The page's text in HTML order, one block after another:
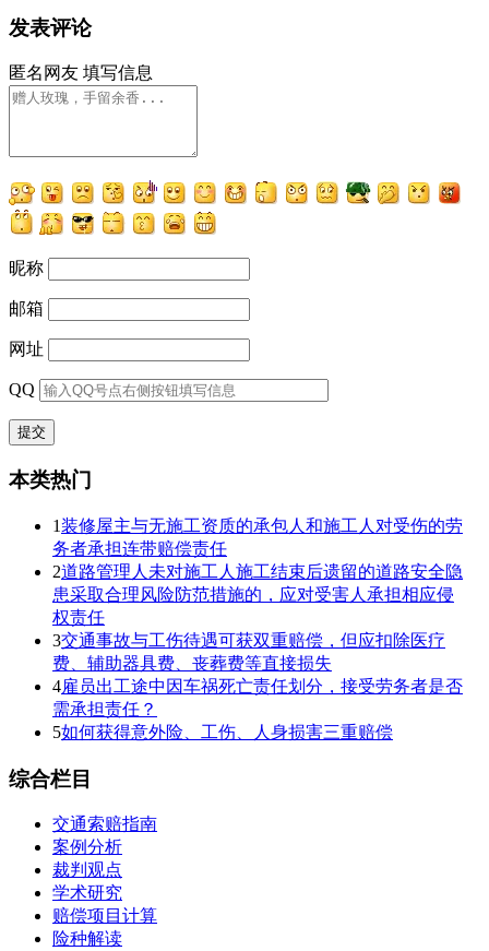
发表评论
匿名网友 填写信息
昵称
邮箱
网址
QQ
本类热门
1装修屋主与无施工资质的承包人和施工人对受伤的劳
务者承担连带赔偿责任
2道路管理人未对施工人施工结束后遗留的道路安全隐
患采取合理风险防范措施的，应对受害人承担相应侵
权责任
3交通事故与工伤待遇可获双重赔偿，但应扣除医疗
费、辅助器具费、丧葬费等直接损失
4雇员出工途中因车祸死亡责任划分，接受劳务者是否
需承担责任？
5如何获得意外险、工伤、人身损害三重赔偿
综合栏目
交通索赔指南
案例分析
裁判观点
学术研究
赔偿项目计算
险种解读